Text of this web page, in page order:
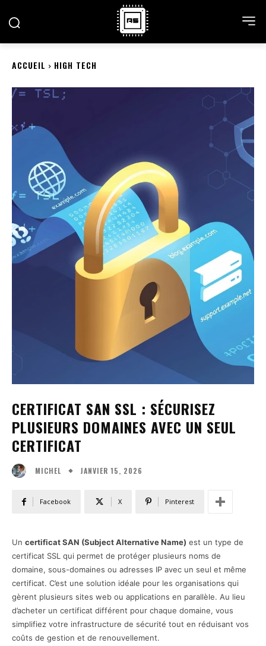
ACCUEIL HIGH TECH
CERTIFICAT SAN SSL : SÉCURISEZ
PLUSIEURS DOMAINES AVEC UN SEUL
CERTIFICAT
MICHEL JANVIER 15, 2026
Facebook X Pinterest
Un certificat SAN (Subject Alternative Name) est un type de
certificat SSL qui permet de protéger plusieurs noms de
domaine, sous-domaines ou adresses IP avec un seul et même
certificat. C’est une solution idéale pour les organisations qui
gèrent plusieurs sites web ou applications en parallèle. Au lieu
d’acheter un certificat différent pour chaque domaine, vous
simplifiez votre infrastructure de sécurité tout en réduisant vos
coûts de gestion et de renouvellement.